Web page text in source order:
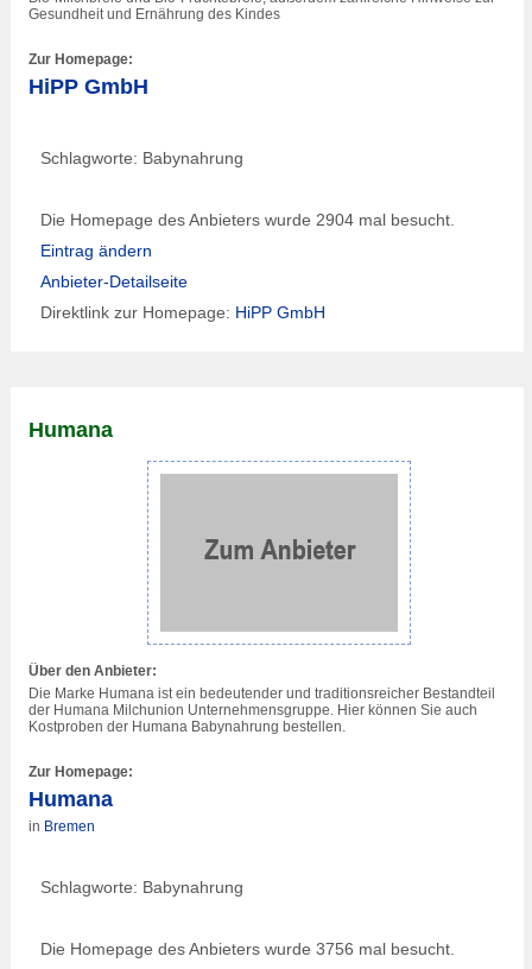
Gesundheit und Ernährung des Kindes
Zur Homepage:
HiPP GmbH
Schlagworte: Babynahrung
Die Homepage des Anbieters wurde 2904 mal besucht.
Eintrag ändern
Anbieter-Detailseite
Direktlink zur Homepage: HiPP GmbH
Humana
Über den Anbieter:
Die Marke Humana ist ein bedeutender und traditionsreicher Bestandteil
der Humana Milchunion Unternehmensgruppe. Hier können Sie auch
Kostproben der Humana Babynahrung bestellen.
Zur Homepage:
Humana
in Bremen
Schlagworte: Babynahrung
Die Homepage des Anbieters wurde 3756 mal besucht.